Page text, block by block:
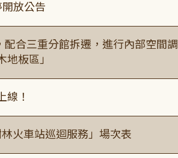
開放公告
配合三重分館拆遷，進行內部空間調
板區」
線！
林火車站巡迴服務」場次表